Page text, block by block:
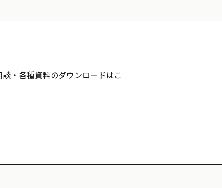
・各種資料のダウンロードはこ